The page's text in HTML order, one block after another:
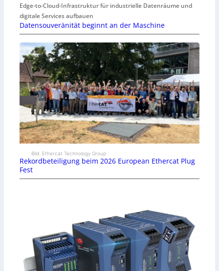
Edge-to-Cloud-Infrastruktur für industrielle Datenräume und
digitale Services aufbauen
Datensouveränität beginnt an der Maschine
Bild: Ethercat Technology Group
Rekordbeteiligung beim 2026 European Ethercat Plug
Fest